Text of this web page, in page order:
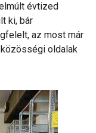
évtized
ki, bár
az most már
oldalak